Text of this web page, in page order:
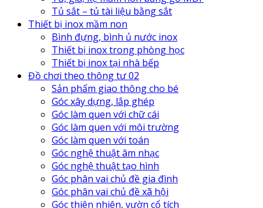
Tủ sắt – tủ tài liệu bằng sắt
Thiết bị inox mầm non
Bình đựng, bình ủ nước inox
Thiết bị inox trong phòng học
Thiết bị inox tại nhà bếp
Đồ chơi theo thông tư 02
Sản phẩm giao thông cho bé
Góc xây dựng, lắp ghép
Góc làm quen với chữ cái
Góc làm quen với môi trường
Góc làm quen với toán
Góc nghệ thuật âm nhạc
Góc nghệ thuật tạo hình
Góc phân vai chủ đề gia đình
Góc phân vai chủ đề xã hội
Góc thiên nhiên, vườn cổ tích